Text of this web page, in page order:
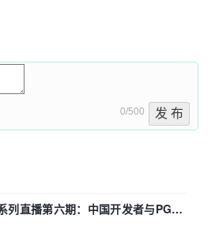
0/500 发 布
列直播第六期：中国开发者与PG内
贡献了什么？